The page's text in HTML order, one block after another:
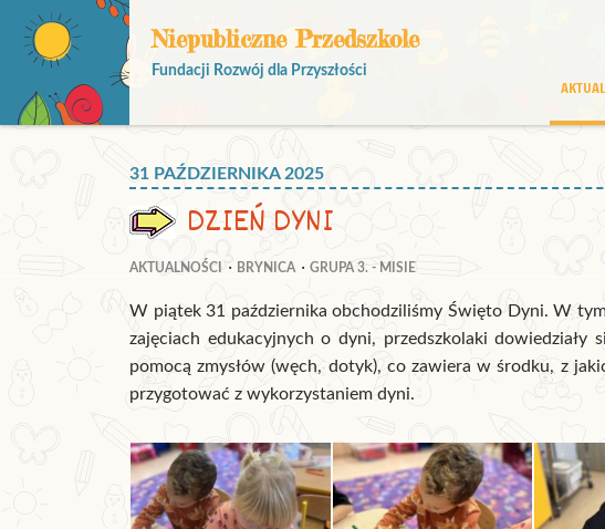
Niepubliczne Przedszkole
Fundacji Rozwój dla Przyszłości
31 PAŹDZIERNIKA 2025
DZIEŃ DYNI
AKTUALNOŚCI BRYNICA GRUPA 3. - MISIE
W piątek 31 października obchodziliśmy Święto Dyni. W
zajęciach edukacyjnych o dyni, przedszkolaki dowiedziały
pomocą zmysłów (węch, dotyk), co zawiera w środku, z
przygotować z wykorzystaniem dyni.